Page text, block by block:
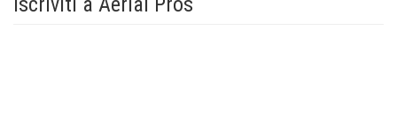
Strumenti di marketing